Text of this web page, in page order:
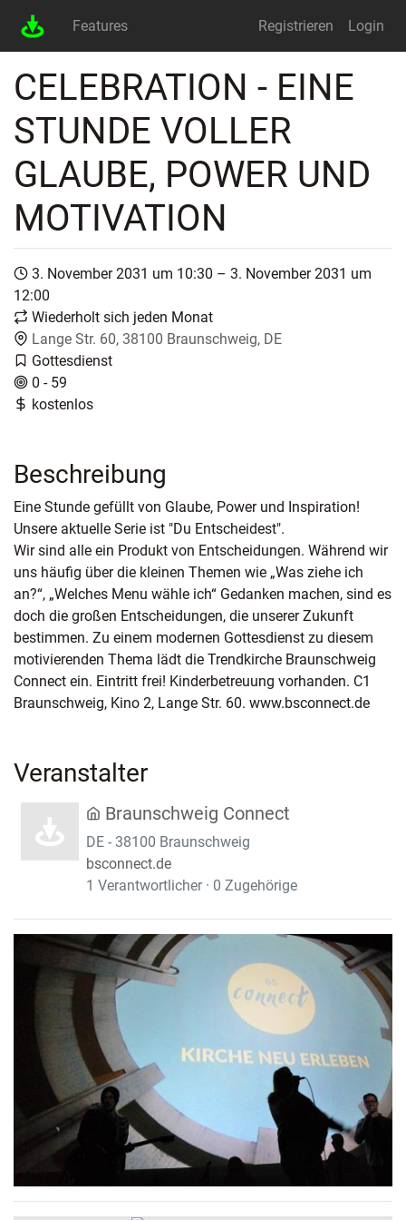
Features Registrieren Login
CELEBRATION - EINE
STUNDE VOLLER
GLAUBE, POWER UND
MOTIVATION
3. November 2031 um 10:30 – 3. November 2031 um
12:00
Wiederholt sich jeden Monat
Lange Str. 60, 38100 Braunschweig, DE
Gottesdienst
0 - 59
kostenlos
Beschreibung
Eine Stunde gefüllt von Glaube, Power und Inspiration!
Unsere aktuelle Serie ist "Du Entscheidest".
Wir sind alle ein Produkt von Entscheidungen. Während wir
uns häufig über die kleinen Themen wie „Was ziehe ich
an?“, „Welches Menu wähle ich“ Gedanken machen, sind es
doch die großen Entscheidungen, die unserer Zukunft
bestimmen. Zu einem modernen Gottesdienst zu diesem
motivierenden Thema lädt die Trendkirche Braunschweig
Connect ein. Eintritt frei! Kinderbetreuung vorhanden. C1
Braunschweig, Kino 2, Lange Str. 60. www.bsconnect.de
Veranstalter
Braunschweig Connect
DE - 38100 Braunschweig
bsconnect.de
1 Verantwortlicher · 0 Zugehörige